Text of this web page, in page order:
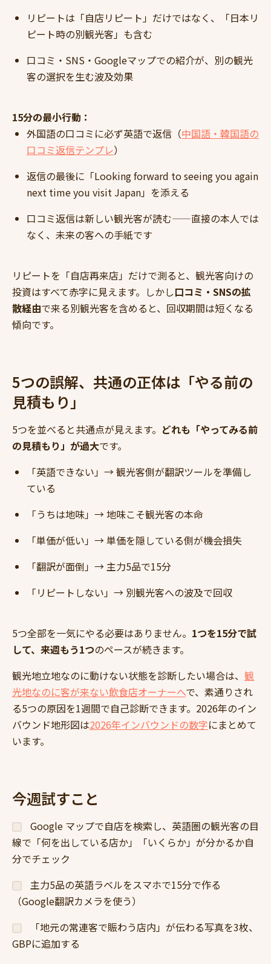
リピートは「自店リピート」だけではなく、「日本リ
ピート時の別観光客」も含む
口コミ・SNS・Googleマップでの紹介が、別の観光
客の選択を生む波及効果
15分の最小行動：
外国語の口コミに必ず英語で返信（中国語・韓国語の
口コミ返信テンプレ）
返信の最後に「Looking forward to seeing you again
next time you visit Japan」を添える
口コミ返信は新しい観光客が読む——直接の本人では
なく、未来の客への手紙です
リピートを「自店再来店」だけで測ると、観光客向けの
投資はすべて赤字に見えます。しかし口コミ・SNSの拡
散経由で来る別観光客を含めると、回収期間は短くなる
傾向です。
5つの誤解、共通の正体は「やる前の
見積もり」
5つを並べると共通点が見えます。 どれも「やってみる前
の見積もり」が過大です。
「英語できない」→ 観光客側が翻訳ツールを準備し
ている
「うちは地味」→ 地味こそ観光客の本命
「単価が低い」→ 単価を隠している側が機会損失
「翻訳が面倒」→ 主力5品で15分
「リピートしない」→ 別観光客への波及で回収
5つ全部を一気にやる必要はありません。 1つを15分で試
して、来週もう1つのペースが続きます。
観光地立地なのに動けない状態を診断したい場合は、 観
光地なのに客が来ない飲食店オーナーへで、素通りされ
る5つの原因を1週間で自己診断できます。2026年のイン
バウンド地形図は2026年インバウンドの数字にまとめて
います。
今週試すこと
Google マップで自店を検索し、英語圏の観光客の目
線で「何を出している店か」「いくらか」が分かるか自
分でチェック
主力5品の英語ラベルをスマホで15分で作る
（Google翻訳カメラを使う）
「地元の常連客で賑わう店内」が伝わる写真を3枚、
GBPに追加する